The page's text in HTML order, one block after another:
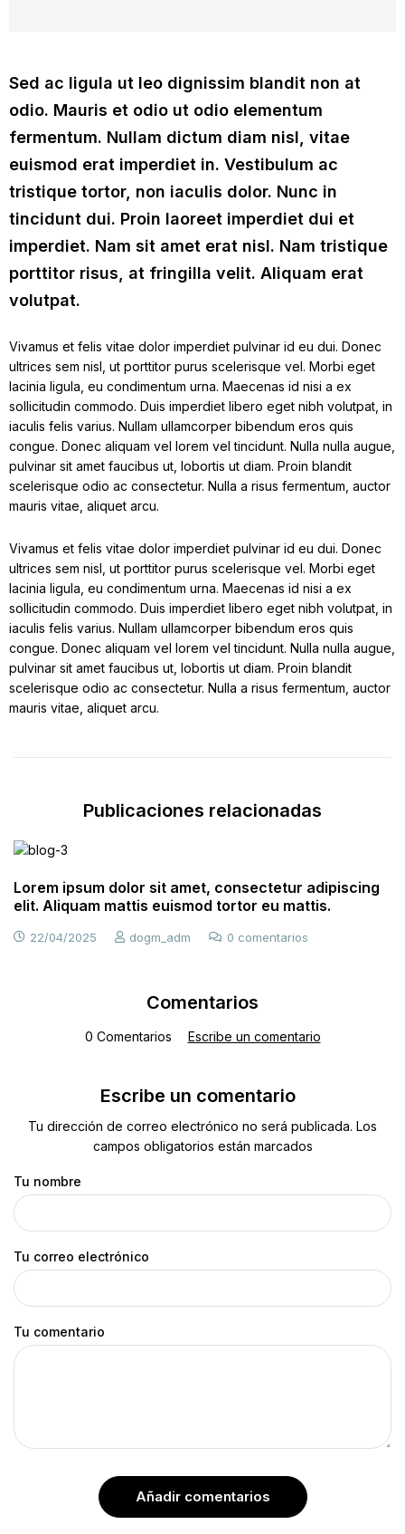
Sed ac ligula ut leo dignissim blandit non at
odio. Mauris et odio ut odio elementum
fermentum. Nullam dictum diam nisl, vitae
euismod erat imperdiet in. Vestibulum ac
tristique tortor, non iaculis dolor. Nunc in
tincidunt dui. Proin laoreet imperdiet dui et
imperdiet. Nam sit amet erat nisl. Nam tristique
porttitor risus, at fringilla velit. Aliquam erat
volutpat.
Vivamus et felis vitae dolor imperdiet pulvinar id eu dui. Donec
ultrices sem nisl, ut porttitor purus scelerisque vel. Morbi eget
lacinia ligula, eu condimentum urna. Maecenas id nisi a ex
sollicitudin commodo. Duis imperdiet libero eget nibh volutpat, in
iaculis felis varius. Nullam ullamcorper bibendum eros quis
congue. Donec aliquam vel lorem vel tincidunt. Nulla nulla augue,
pulvinar sit amet faucibus ut, lobortis ut diam. Proin blandit
scelerisque odio ac consectetur. Nulla a risus fermentum, auctor
mauris vitae, aliquet arcu.
Vivamus et felis vitae dolor imperdiet pulvinar id eu dui. Donec
ultrices sem nisl, ut porttitor purus scelerisque vel. Morbi eget
lacinia ligula, eu condimentum urna. Maecenas id nisi a ex
sollicitudin commodo. Duis imperdiet libero eget nibh volutpat, in
iaculis felis varius. Nullam ullamcorper bibendum eros quis
congue. Donec aliquam vel lorem vel tincidunt. Nulla nulla augue,
pulvinar sit amet faucibus ut, lobortis ut diam. Proin blandit
scelerisque odio ac consectetur. Nulla a risus fermentum, auctor
mauris vitae, aliquet arcu.
Publicaciones relacionadas
Nulla malesuada mauris id metus vehicula mollis.
Curabitur luctus, augue ante imperdiet eros.
17/04/2025 dogm_adm 4 comentarios
Comentarios
0 Comentarios Escribe un comentario
Escribe un comentario
Tu dirección de correo electrónico no será publicada. Los
campos obligatorios están marcados
Tu nombre
Tu correo electrónico
Tu comentario
Añadir comentarios